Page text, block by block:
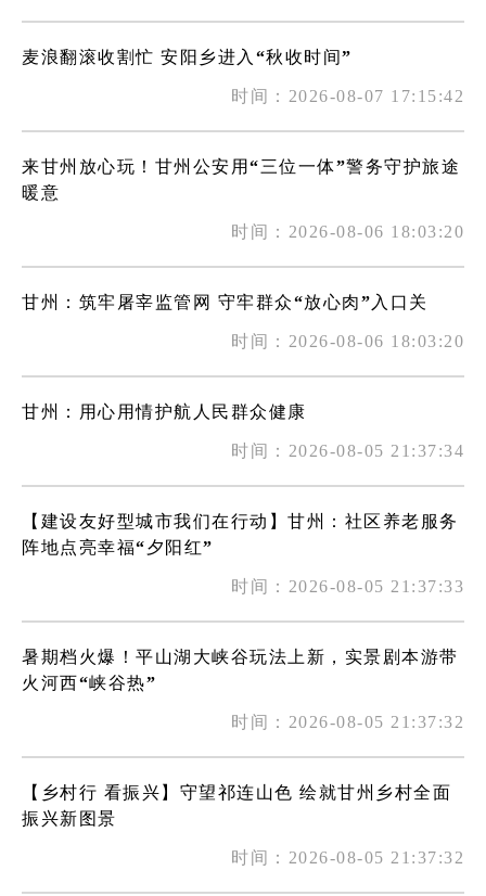
麦浪翻滚收割忙 安阳乡进入“秋收时间”
时间：2026-08-07 17:15:42
来甘州放心玩！甘州公安用“三位一体”警务守护旅途
暖意
时间：2026-08-06 18:03:20
甘州：筑牢屠宰监管网 守牢群众“放心肉”入口关
时间：2026-08-06 18:03:20
甘州：用心用情护航人民群众健康
时间：2026-08-05 21:37:34
【建设友好型城市我们在行动】甘州：社区养老服务
阵地点亮幸福“夕阳红”
时间：2026-08-05 21:37:33
暑期档火爆！平山湖大峡谷玩法上新，实景剧本游带
火河西“峡谷热”
时间：2026-08-05 21:37:32
【乡村行 看振兴】守望祁连山色 绘就甘州乡村全面
振兴新图景
时间：2026-08-05 21:37:32